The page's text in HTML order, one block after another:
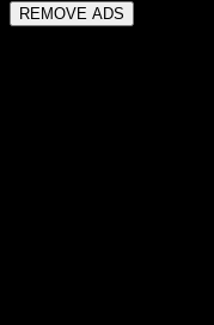
REMOVE ADS